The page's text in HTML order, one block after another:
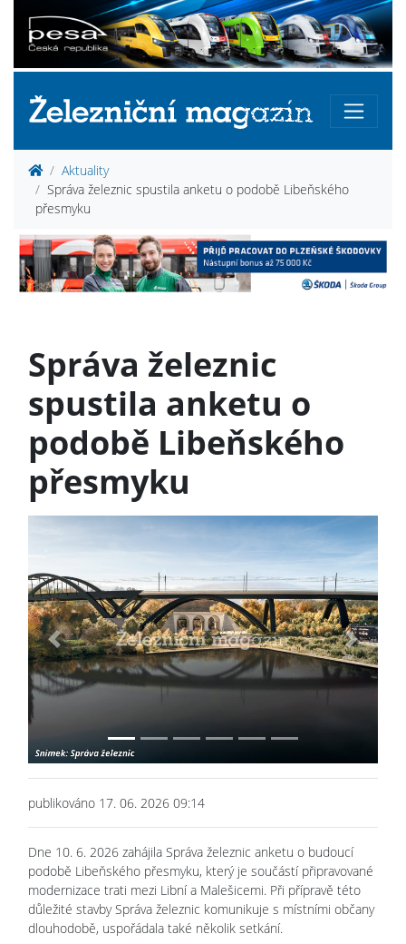
Aktuality
Správa železnic spustila anketu o podobě Libeňského
přesmyku
Správa železnic
spustila anketu o
podobě Libeňského
přesmyku
Previous Next
publikováno 17. 06. 2026 09:14
Dne 10. 6. 2026 zahájila Správa železnic anketu o budoucí
podobě Libeňského přesmyku, který je součástí připravované
modernizace trati mezi Libní a Malešicemi. Při přípravě této
důležité stavby Správa železnic komunikuje s místními občany
dlouhodobě, uspořádala také několik setkání.